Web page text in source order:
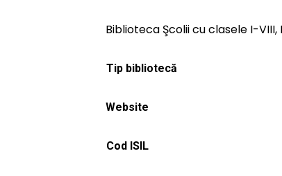
Biblioteca Şcolii cu clasele I-VIII,
Tip bibliotecă
Website
Cod ISIL